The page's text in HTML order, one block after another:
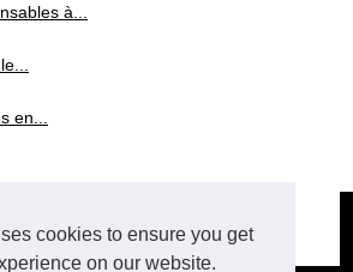
cookies to ensure you get
on our website.
à...
en...
future-tech